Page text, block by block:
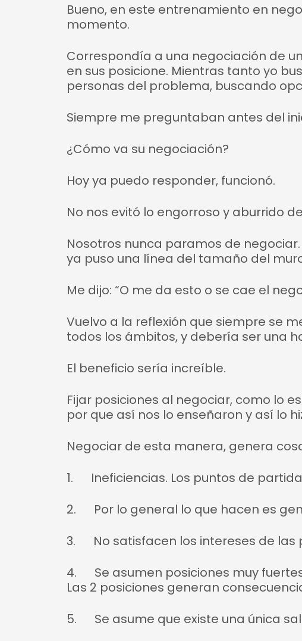
Bueno, en este entrenamiento en
momento.
Correspondía a una negociación de
en sus posicione. Mientras tanto yo
personas del problema, buscando
Siempre me preguntaban antes del
¿Cómo va su negociación?
Hoy ya puedo responder, funcionó.
No nos evitó lo engorroso y aburrido
Nosotros nunca paramos de
ya puso una línea del tamaño del
Me dijo: “O me da esto o se cae el
Vuelvo a la reflexión que siempre se
todos los ámbitos, y debería ser una
El beneficio sería increíble.
Fijar posiciones al negociar, como lo
por que así nos lo enseñaron y así lo
Negociar de esta manera, genera
1. Ineficiencias. Los puntos de
2. Por lo general lo que hacen es
3. No satisfacen los intereses de las
4. Se asumen posiciones muy
Las 2 posiciones generan
5. Se asume que existe una única